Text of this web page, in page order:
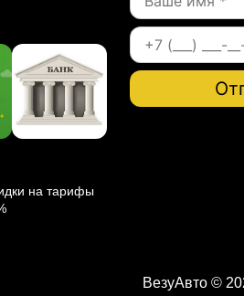
на тарифы
ВезуАвто ©